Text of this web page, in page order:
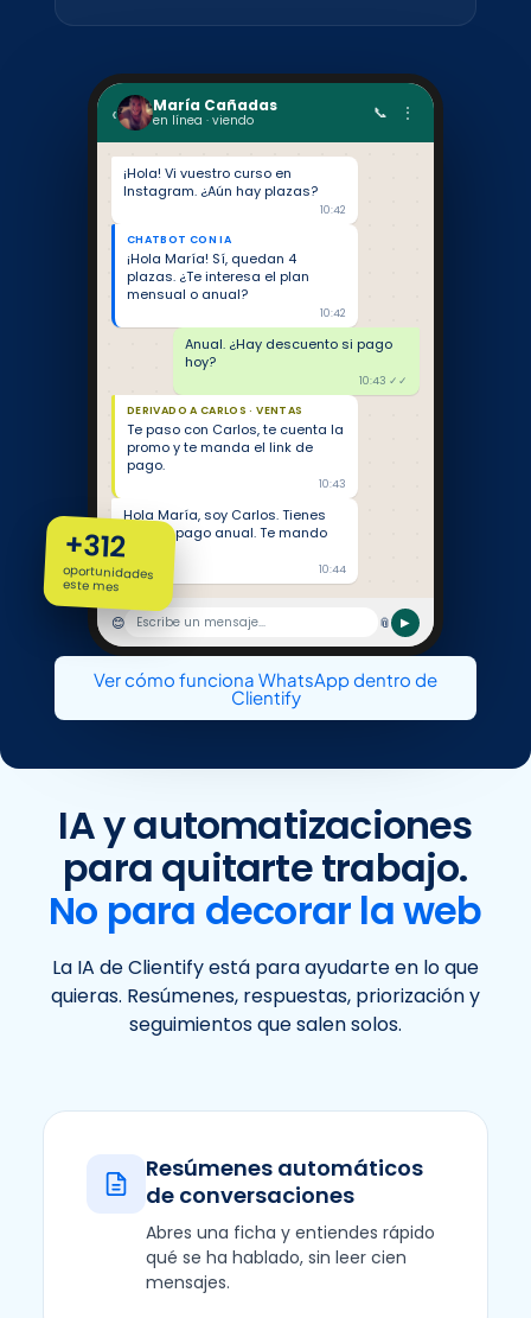
‹ María Cañadas
en línea · viendo 📞 ⋮
¡Hola! Vi vuestro curso en
Instagram. ¿Aún hay plazas?
10:42
CHATBOT CON IA
¡Hola María! Sí, quedan 4
plazas. ¿Te interesa el plan
mensual o anual?
10:42
Anual. ¿Hay descuento si pago
hoy?
10:43 ✓✓
DERIVADO A CARLOS · VENTAS
Te paso con Carlos, te cuenta la
promo y te manda el link de
pago.
10:43
Hola María, soy Carlos. Tienes
15% por pago anual. Te mando
enlace.
10:44
😊 Escribe un mensaje... 📎 ▶
+312
oportunidades
este mes
Ver cómo funciona WhatsApp dentro de
Clientify
IA y automatizaciones
para quitarte trabajo.
No para decorar la web
La IA de Clientify está para ayudarte en lo que
quieras. Resúmenes, respuestas, priorización y
seguimientos que salen solos.
Resúmenes automáticos
de conversaciones
Abres una ficha y entiendes rápido
qué se ha hablado, sin leer cien
mensajes.